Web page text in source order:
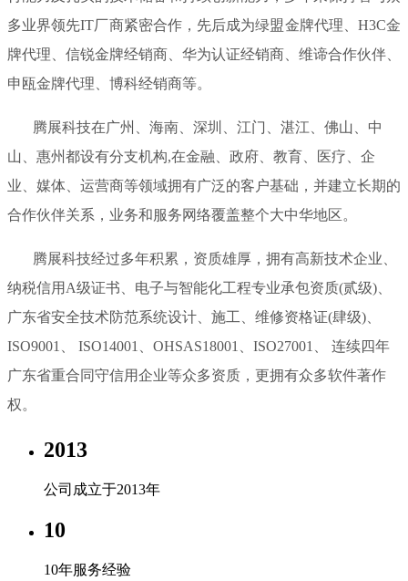
多业界领先IT厂商紧密合作，先后成为绿盟金牌代理、H3C金
牌代理、信锐金牌经销商、华为认证经销商、维谛合作伙伴、
申瓯金牌代理、博科经销商等。
腾展科技在广州、海南、深圳、江门、湛江、佛山、中
山、惠州都设有分支机构,在金融、政府、教育、医疗、企
业、媒体、运营商等领域拥有广泛的客户基础，并建立长期的
合作伙伴关系，业务和服务网络覆盖整个大中华地区。
腾展科技经过多年积累，资质雄厚，拥有高新技术企业、
纳税信用A级证书、电子与智能化工程专业承包资质(贰级)、
广东省安全技术防范系统设计、施工、维修资格证(肆级)、
ISO9001、 ISO14001、OHSAS18001、ISO27001、 连续四年
广东省重合同守信用企业等众多资质，更拥有众多软件著作
权。
2013
公司成立于2013年
10
10年服务经验